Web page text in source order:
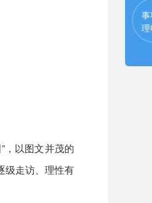
以图文并茂的
级走访、理性有